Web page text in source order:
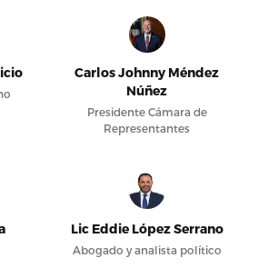
Carlos Johnny Méndez
Núñez
Presidente Cámara de
Representantes
Lic Eddie López Serrano
Abogado y analista político